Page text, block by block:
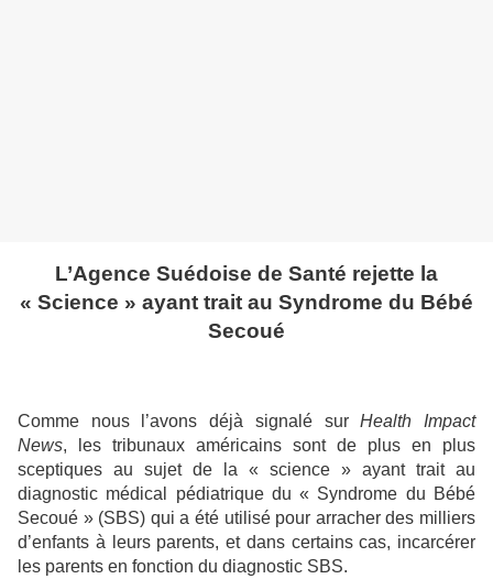
L’Agence Suédoise de Santé rejette la
« Science » ayant trait au Syndrome du Bébé
Secoué
Comme nous l’avons déjà signalé surHealth Impact
News, les tribunaux américains sont de plus en plus
sceptiques au sujet de la « science » ayant trait au
diagnostic médical pédiatrique du « Syndrome du Bébé
Secoué » (SBS) qui a été utilisé pour arracher des milliers
d’enfants à leurs parents, et dans certains cas, incarcérer
les parents en fonction du diagnostic SBS.